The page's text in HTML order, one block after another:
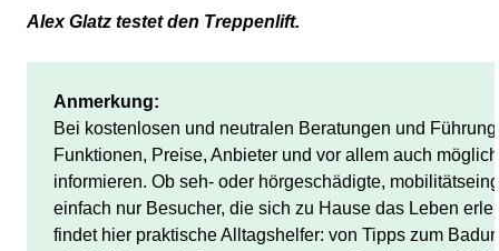
Alex Glatz testet den Treppenlift.
Anmerkung:
Bei kostenlosen und neutralen Beratungen und
Funktionen, Preise, Anbieter und vor allem auch
informieren. Ob seh- oder hörgeschädigte,
einfach nur Besucher, die sich zu Hause das Leben
findet hier praktische Alltagshelfer: von Tipps zum